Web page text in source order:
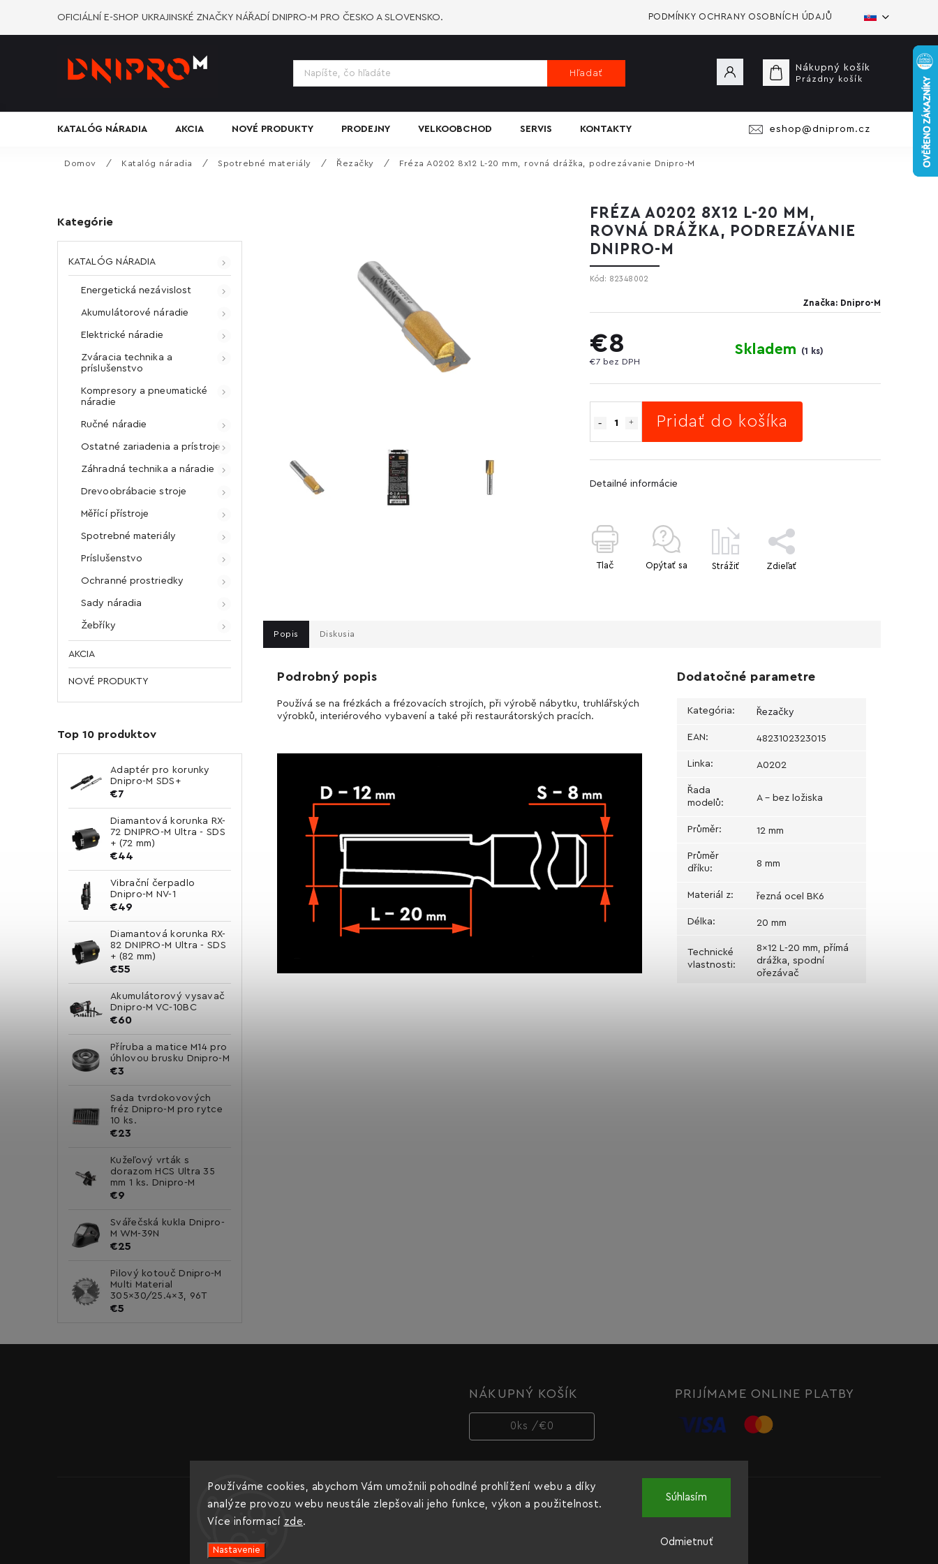
Používáme cookies, abychom Vám umožnili pohodlné prohlížení webu a díky
analýze provozu webu neustále zlepšovali jeho funkce, výkon a použitelnost.
Více informací zde.
Nastavenie
Odmietnuť
Súhlasím
OFICIÁLNÍ E-SHOP UKRAJINSKÉ ZNAČKY NÁŘADÍ DNIPRO-M PRO ČESKO A SLOVENSKO. PODMÍNKY OCHRANY OSOBNÍCH ÚDAJŮ
Hľadať
Nákupný košík
Prázdny košík
KATALÓG NÁRADIA AKCIA NOVÉ PRODUKTY PRODEJNY VELKOOBCHOD SERVIS KONTAKTY eshop@dniprom.cz
Domov / Katalóg náradia / Spotrebné materiály / Řezačky / Fréza A0202 8x12 L-20 mm, rovná drážka, podrezávanie Dnipro-M
Kategórie
KATALÓG NÁRADIA
Energetická nezávislost
Akumulátorové náradie
Elektrické náradie
Zváracia technika a
príslušenstvo
Kompresory a pneumatické
náradie
Ručné náradie
Ostatné zariadenia a prístroje
Záhradná technika a náradie
Drevoobrábacie stroje
Měřící přístroje
Spotrebné materiály
Príslušenstvo
Ochranné prostriedky
Sady náradia
Žebříky
AKCIA
NOVÉ PRODUKTY
Top 10 produktov
Adaptér pro korunky
Dnipro-M SDS+
€7
Diamantová korunka RX-
72 DNIPRO-M Ultra - SDS
+ (72 mm)
€44
Vibrační čerpadlo
Dnipro-M NV-1
€49
Diamantová korunka RX-
82 DNIPRO-M Ultra - SDS
+ (82 mm)
€55
Akumulátorový vysavač
Dnipro-M VC-10BC
€60
Příruba a matice M14 pro
úhlovou brusku Dnipro-M
€3
Sada tvrdokovových
fréz Dnipro-M pro rytce
10 ks.
€23
Kužeľový vrták s
dorazom HCS Ultra 35
mm 1 ks. Dnipro-M
€9
Svářečská kukla Dnipro-
M WM-39N
€25
Pilový kotouč Dnipro-M
Multi Material
305×30/25.4×3, 96T
€5
FRÉZA A0202 8X12 L-20 MM,
ROVNÁ DRÁŽKA, PODREZÁVANIE
DNIPRO-M
Kód: 82348002
Značka: Dnipro-M
€8
€7 bez DPH
Skladem (1 ks)
Pridať do košíka
Detailné informácie
Tlač Opýtať sa Strážiť Zdieľať
Popis Diskusia
Podrobný popis
Používá se na frézkách a frézovacích strojích, při výrobě nábytku, truhlářských
výrobků, interiérového vybavení a také při restaurátorských pracích.
Dodatočné parametre
Kategória: Řezačky
EAN: 4823102323015
Linka: А0202
Řada
modelů: A - bez ložiska
Průměr: 12 mm
Průměr
dříku: 8 mm
Materiál z: řezná ocel BK6
Délka: 20 mm
Technické
vlastnosti:
8x12 L-20 mm, přímá
drážka, spodní
ořezávač
NÁKUPNÝ KOŠÍK
0 ks /€0
PRIJÍMAME ONLINE PLATBY
Copyright 2026Dnipro-M cz. Všetky práva vyhradené.